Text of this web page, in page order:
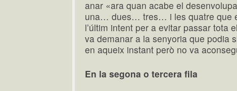
anar «ara quan acabe el
una… dues… tres… i les quatre que
l’últim intent per a evitar passar tota
va demanar a la senyoria que podia
en aqueix instant però no va
En la segona o tercera fila